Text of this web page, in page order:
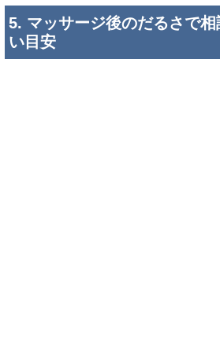
5. マッサージ後のだるさで相
い目安